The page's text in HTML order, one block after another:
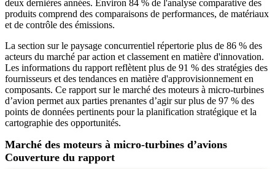
deux dernières années. Environ 84 % de l'analyse comparative des
produits comprend des comparaisons de performances, de matériaux
et de contrôle des émissions.
La section sur le paysage concurrentiel répertorie plus de 86 % des
acteurs du marché par action et classement en matière d'innovation.
Les informations du rapport reflètent plus de 91 % des stratégies des
fournisseurs et des tendances en matière d'approvisionnement en
composants. Ce rapport sur le marché des moteurs à micro-turbines
d’avion permet aux parties prenantes d’agir sur plus de 97 % des
points de données pertinents pour la planification stratégique et la
cartographie des opportunités.
Marché des moteurs à micro-turbines d’avions
Couverture du rapport